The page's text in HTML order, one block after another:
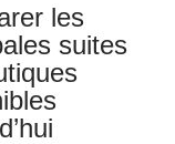
les
suites